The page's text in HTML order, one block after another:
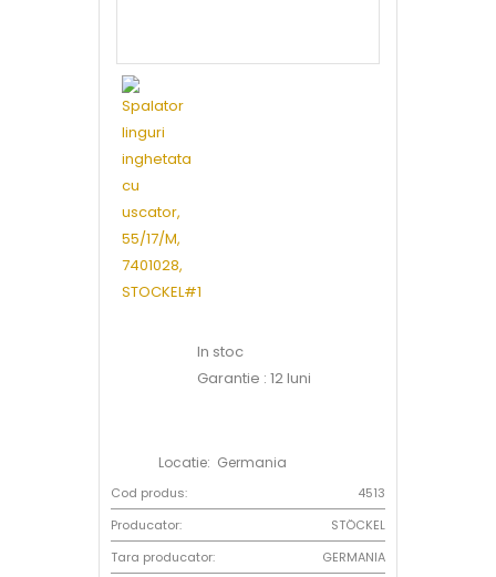
In stoc
Garantie : 12 luni
Locatie: Germania
Cod produs:
4513
Producator:
STÖCKEL
Tara producator:
GERMANIA